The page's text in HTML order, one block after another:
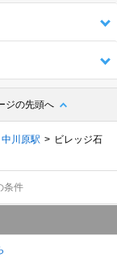
ジの先頭へ
中川原駅
ビレッジ石
条件